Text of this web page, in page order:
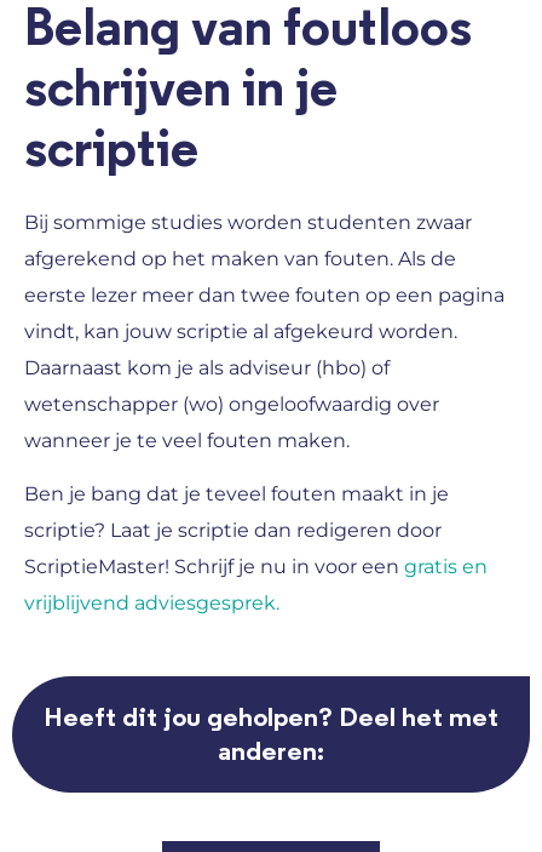
Belang van foutloos
schrijven in je
scriptie
Bij sommige studies worden studenten zwaar
afgerekend op het maken van fouten. Als de
eerste lezer meer dan twee fouten op een pagina
vindt, kan jouw scriptie al afgekeurd worden.
Daarnaast kom je als adviseur (hbo) of
wetenschapper (wo) ongeloofwaardig over
wanneer je te veel fouten maken.
Ben je bang dat je teveel fouten maakt in je
scriptie? Laat je scriptie dan redigeren door
ScriptieMaster! Schrijf je nu in voor een gratis en
vrijblijvend adviesgesprek.
Heeft dit jou geholpen? Deel het met
anderen: